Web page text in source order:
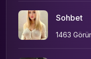
Sohbet
1463